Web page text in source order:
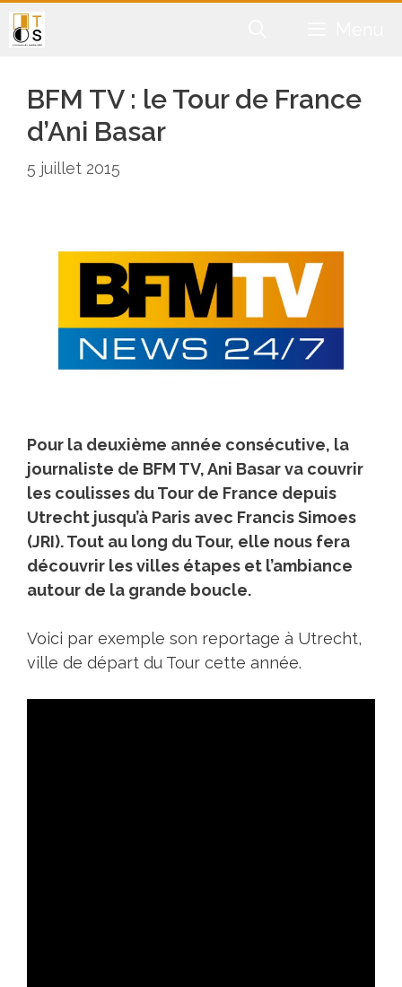
Aller
au
BFM TV : le Tour de France
d’Ani Basar
5 juillet 2015
Pour la deuxième année consécutive, la
journaliste de BFM TV, Ani Basar va couvrir
les coulisses du Tour de France depuis
Utrecht jusqu’à Paris avec Francis Simoes
(JRI). Tout au long du Tour, elle nous fera
découvrir les villes étapes et l’ambiance
autour de la grande boucle.
Voici par exemple son reportage à Utrecht,
ville de départ du Tour cette année.